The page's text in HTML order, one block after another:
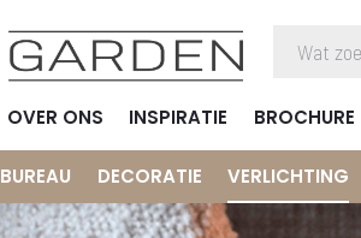
OVER ONS INSPIRATIE BROCHURE
BUREAU DECORATIE VERLICHTING